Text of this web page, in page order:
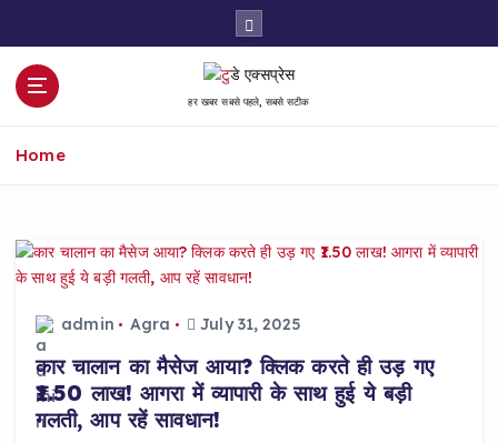
हर खबर सबसे पहले, सबसे सटीक
Home
admin Agra July 31, 2025
कार चालान का मैसेज आया? क्लिक करते ही उड़ गए
₹1.50 लाख! आगरा में व्यापारी के साथ हुई ये बड़ी
गलती, आप रहें सावधान!